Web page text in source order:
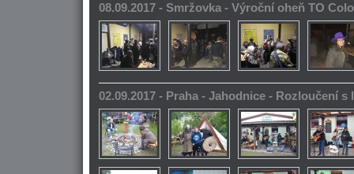
08.09.2017 - Smržovka - Výroční oheň TO
02.09.2017 - Praha - Jahodnice - Rozloučení s